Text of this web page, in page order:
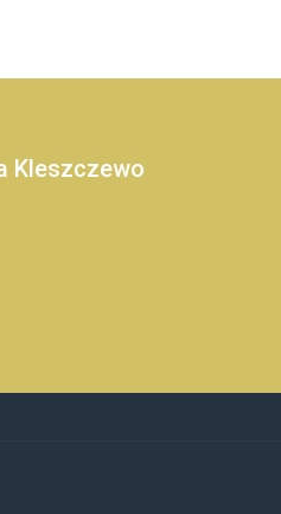
Kleszczewo